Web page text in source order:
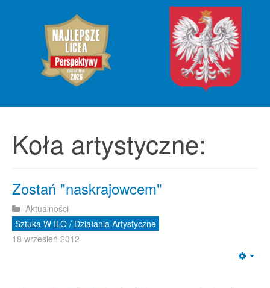
Koła artystyczne:
Zostań "naskrajowcem"
Aktualności
Sztuka W ILO / Działania Artystyczne
18 wrzesień 2012